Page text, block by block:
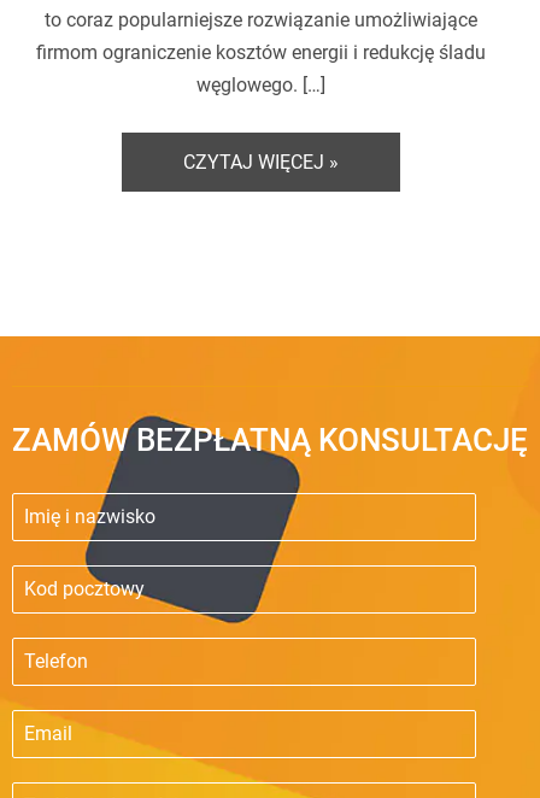
to coraz popularniejsze rozwiązanie umożliwiające
firmom ograniczenie kosztów energii i redukcję śladu
węglowego. […]
CZYTAJ WIĘCEJ »
ZAMÓW BEZPŁATNĄ KONSULTACJĘ